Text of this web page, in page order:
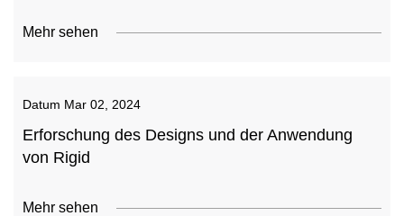
Mehr sehen
Datum Mar 02, 2024
Erforschung des Designs und der Anwendung
von Rigid
Mehr sehen